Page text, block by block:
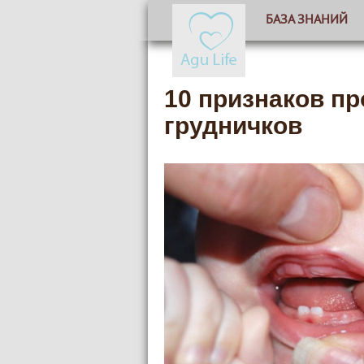
БАЗА ЗНАНИЙ
10 признаков
грудничков